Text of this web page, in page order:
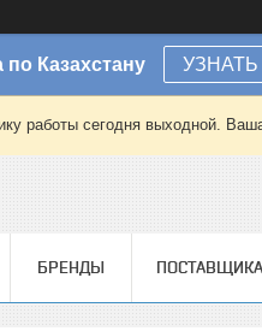
Казахстану УЗНАТЬ
работы сегодня выходной.
БРЕНДЫ